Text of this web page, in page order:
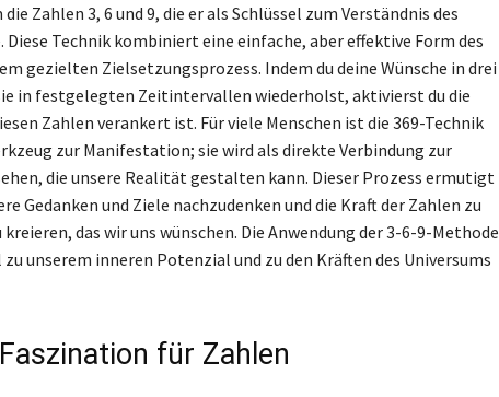
Zahlen 3, 6 und 9, die er als Schlüssel zum Verständnis des
Technik kombiniert eine einfache, aber effektive Form des
gezielten Zielsetzungsprozess. Indem du deine Wünsche in drei
in festgelegten Zeitintervallen wiederholst, aktivierst du die
Zahlen verankert ist. Für viele Menschen ist die 369-Technik
zur Manifestation; sie wird als direkte Verbindung zur
die unsere Realität gestalten kann. Dieser Prozess ermutigt
Gedanken und Ziele nachzudenken und die Kraft der Zahlen zu
das wir uns wünschen. Die Anwendung der 3-6-9-Methode
unserem inneren Potenzial und zu den Kräften des Universums
für Zahlen